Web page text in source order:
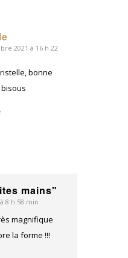
2021 à 16 h 22
bonne
mains"
8 h 58 min
magnifique
la forme !!!